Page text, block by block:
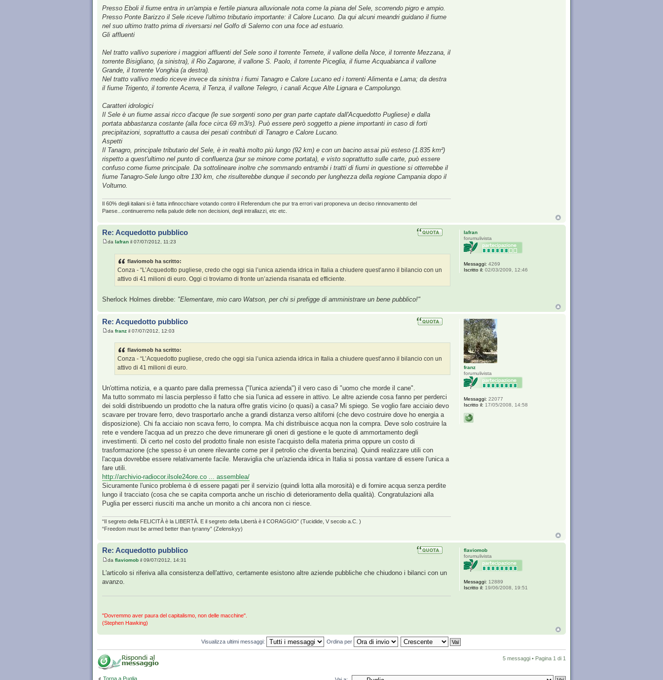
Presso Eboli il fiume entra in un'ampia e fertile pianura alluvionale nota come la piana del Sele, scorrendo pigro e ampio.
Presso Ponte Barizzo il Sele riceve l'ultimo tributario importante: il Calore Lucano. Da qui alcuni meandri guidano il fiume
nel suo ultimo tratto prima di riversarsi nel Golfo di Salerno con una foce ad estuario.
Gli affluenti
Nel tratto vallivo superiore i maggiori affluenti del Sele sono il torrente Temete, il vallone della Noce, il torrente Mezzana, il
torrente Bisigliano, (a sinistra), il Rio Zagarone, il vallone S. Paolo, il torrente Piceglia, il fiume Acquabianca il vallone
Grande, il torrente Vonghia (a destra).
Nel tratto vallivo medio riceve invece da sinistra i fiumi Tanagro e Calore Lucano ed i torrenti Alimenta e Lama; da destra
il fiume Trigento, il torrente Acerra, il Tenza, il vallone Telegro, i canali Acque Alte Lignara e Campolungo.
Caratteri idrologici
Il Sele è un fiume assai ricco d'acque (le sue sorgenti sono per gran parte captate dall'Acquedotto Pugliese) e dalla
portata abbastanza costante (alla foce circa 69 m3/s). Può essere però soggetto a piene importanti in caso di forti
precipitazioni, soprattutto a causa dei pesati contributi di Tanagro e Calore Lucano.
Aspetti
Il Tanagro, principale tributario del Sele, è in realtà molto più lungo (92 km) e con un bacino assai più esteso (1.835 km²)
rispetto a quest'ultimo nel punto di confluenza (pur se minore come portata), e visto soprattutto sulle carte, può essere
confuso come fiume principale. Da sottolineare inoltre che sommando entrambi i tratti di fiumi in questione si otterrebbe il
fiume Tanagro-Sele lungo oltre 130 km, che risulterebbe dunque il secondo per lunghezza della regione Campania dopo il
Volturno.
Il 60% degli italiani si è fatta infinocchiare votando contro il Referendum che pur tra errori vari proponeva un deciso rinnovamento del
Paese...continueremo nella palude delle non decisioni, degli intrallazzi, etc etc.
Re: Acquedotto pubblico
da Iafran il 07/07/2012, 11:23
flaviomob ha scritto:
Conza - “L’Acquedotto pugliese, credo che oggi sia l’unica azienda idrica in Italia a chiudere quest’anno il bilancio con un
attivo di 41 milioni di euro. Oggi ci troviamo di fronte un’azienda risanata ed efficiente.
Sherlock Holmes direbbe: "Elementare, mio caro Watson, per chi si prefigge di amministrare un bene pubblico!"
Iafran
forumulivista
Messaggi: 4269
Iscritto il: 02/03/2009, 12:46
Re: Acquedotto pubblico
da franz il 07/07/2012, 12:03
flaviomob ha scritto:
Conza - “L’Acquedotto pugliese, credo che oggi sia l’unica azienda idrica in Italia a chiudere quest’anno il bilancio con un
attivo di 41 milioni di euro.
Un'ottima notizia, e a quanto pare dalla premessa ("l'unica azienda") il vero caso di "uomo che morde il cane".
Ma tutto sommato mi lascia perplesso il fatto che sia l'unica ad essere in attivo. Le altre aziende cosa fanno per perderci
dei soldi distribuendo un prodotto che la natura offre gratis vicino (o quasi) a casa? Mi spiego. Se voglio fare acciaio devo
scavare per trovare ferro, devo trasportarlo anche a grandi distanza verso altiforni (che devo costruire dove ho energia a
disposizione). Chi fa acciaio non scava ferro, lo compra. Ma chi distribuisce acqua non la compra. Deve solo costruire la
rete e vendere l'acqua ad un prezzo che deve rimunerare gli oneri di gestione e le quote di ammortamento degli
investimenti. Di certo nel costo del prodotto finale non esiste l'acquisto della materia prima oppure un costo di
trasformazione (che spesso è un onere rilevante come per il petrolio che diventa benzina). Quindi realizzare utili con
l'acqua dovrebbe essere relativamente facile. Meraviglia che un'azienda idrica in Italia si possa vantare di essere l'unica a
fare utili.
http://archivio-radiocor.ilsole24ore.co ... assemblea/
Sicuramente l'unico problema è di essere pagati per il servizio (quindi lotta alla morosità) e di fornire acqua senza perdite
lungo il tracciato (cosa che se capita comporta anche un rischio di deterioramento della qualità). Congratulazioni alla
Puglia per esserci riusciti ma anche un monito a chi ancora non ci riesce.
“Il segreto della FELICITÀ è la LIBERTÀ. E il segreto della Libertà è il CORAGGIO” (Tucidide, V secolo a.C. )
“Freedom must be armed better than tyranny” (Zelenskyy)
franz
forumulivista
Messaggi: 22077
Iscritto il: 17/05/2008, 14:58
Re: Acquedotto pubblico
da flaviomob il 09/07/2012, 14:31
L'articolo si riferiva alla consistenza dell'attivo, certamente esistono altre aziende pubbliche che chiudono i bilanci con un
avanzo.
"Dovremmo aver paura del capitalismo, non delle macchine".
(Stephen Hawking)
flaviomob
forumulivista
Messaggi: 12889
Iscritto il: 19/06/2008, 19:51
Visualizza ultimi messaggi: Ordina per
5 messaggi • Pagina 1 di 1
Torna a Puglia